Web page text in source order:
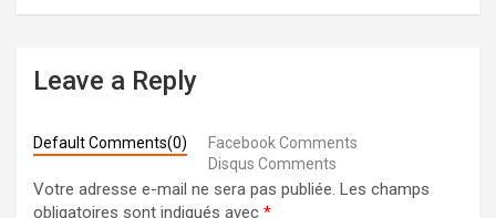
Leave a Reply
Default Comments(0)
Facebook Comments
Disqus Comments
Votre adresse e-mail ne sera pas publiée. Les champs
obligatoires sont indiqués avec *